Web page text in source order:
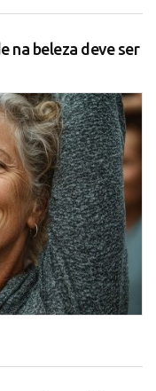
na beleza deve ser